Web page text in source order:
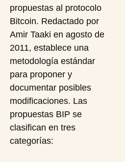
propuestas al protocolo
Bitcoin. Redactado por
Amir Taaki en agosto de
2011, establece una
metodología estándar
para proponer y
documentar posibles
modificaciones. Las
propuestas BIP se
clasifican en tres
categorías: